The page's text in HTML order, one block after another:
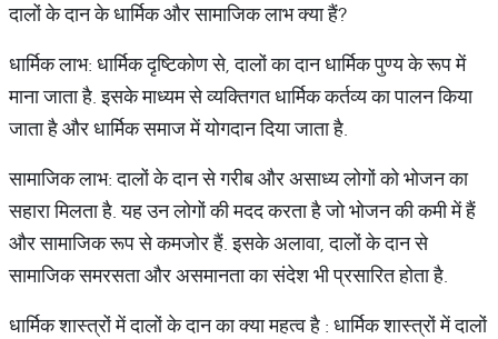
दालों के दान के धार्मिक और सामाजिक लाभ क्या हैं?
धार्मिक लाभ: धार्मिक दृष्टिकोण से, दालों का दान धार्मिक पुण्य के रूप में
माना जाता है. इसके माध्यम से व्यक्तिगत धार्मिक कर्तव्य का पालन किया
जाता है और धार्मिक समाज में योगदान दिया जाता है.
सामाजिक लाभ: दालों के दान से गरीब और असाध्य लोगों को भोजन का
सहारा मिलता है. यह उन लोगों की मदद करता है जो भोजन की कमी में हैं
और सामाजिक रूप से कमजोर हैं. इसके अलावा, दालों के दान से
सामाजिक समरसता और असमानता का संदेश भी प्रसारित होता है.
धार्मिक शास्त्रों में दालों के दान का क्या महत्व है : धार्मिक शास्त्रों में दालों